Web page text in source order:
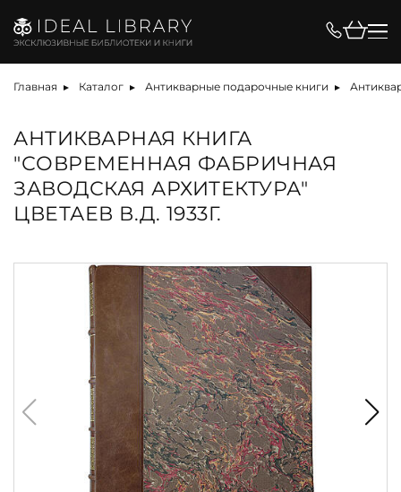
Главная Каталог Антикварные подарочные книги
АНТИКВАРНАЯ КНИГА
"СОВРЕМЕННАЯ ФАБРИЧНАЯ
ЗАВОДСКАЯ АРХИТЕКТУРА"
ЦВЕТАЕВ В.Д. 1933Г.